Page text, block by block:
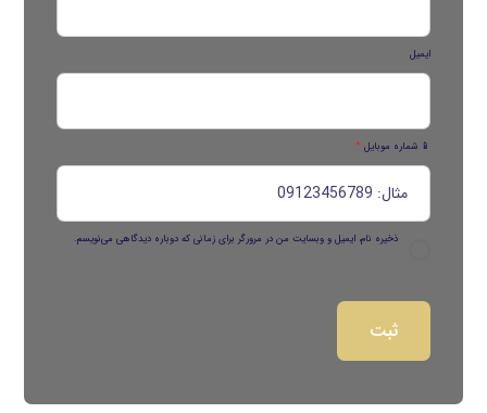
ایمیل
📱 شماره موبایل *
ذخیره نام، ایمیل و وبسایت من در مرورگر برای زمانی که دوباره دیدگاهی می‌نویسم.